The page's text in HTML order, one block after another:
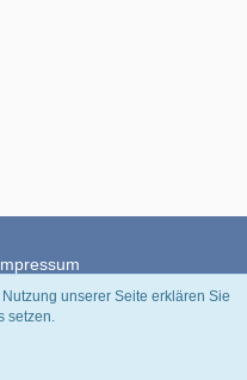
unserer Seite erklären Sie
setzen.